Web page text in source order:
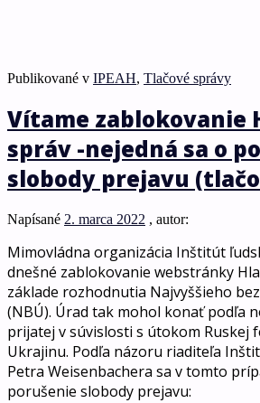
Publikované v IPEAH, Tlačové správy
Vítame zablokovanie
správ -nejedná sa o
slobody prejavu
Napísané 2. marca 2022 , autor:
Mimovládna organizácia Inštitút
dnešné zablokovanie webstránky
základe rozhodnutia Najvyššieho
(NBÚ). Úrad tak mohol konať podľa
prijatej v súvislosti s útokom Ruskej
Ukrajinu. Podľa názoru riaditeľa
Petra Weisenbachera sa v tomto
porušenie slobody prejavu: